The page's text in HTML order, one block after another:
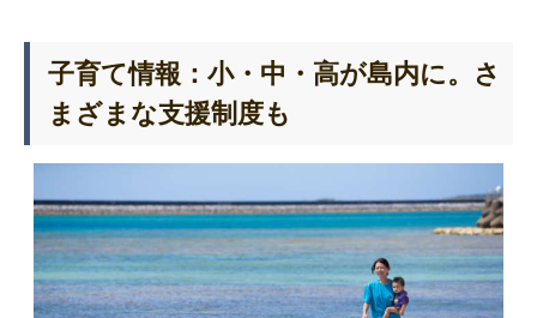
子育て情報：小・中・高が島内に。さ
まざまな支援制度も